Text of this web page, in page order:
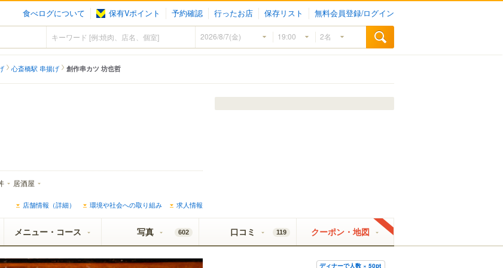
食べログについて 保有Vポイント 予約確認 行ったお店 保存リスト 無料会員登録/ログイン
心斎橋駅 串揚げ 創作串カツ 坊也哲
居酒屋
店舗情報（詳細） 環境や社会への取り組み 求人情報
メニュー・コース 写真 602 口コミ 119 クーポン・地図
ディナーで人数 × 50pt